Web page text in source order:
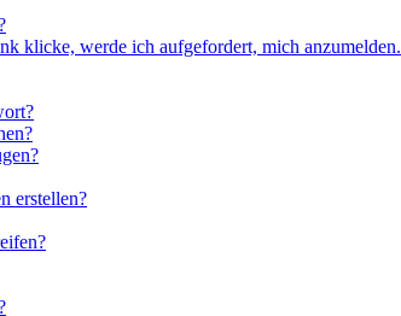
klicke, werde ich aufgefordert, mich anzumelden.
erstellen?